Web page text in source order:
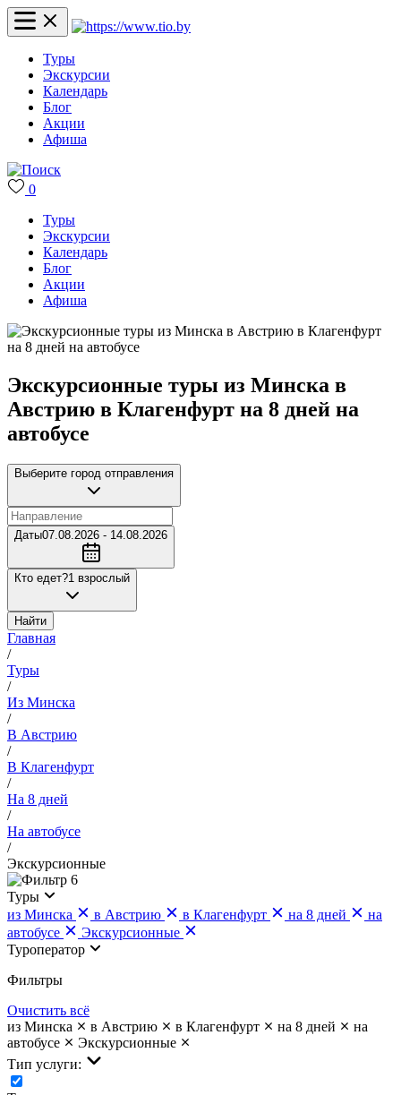
Туры
Экскурсии
Календарь
Блог
Акции
Афиша
0
Туры
Экскурсии
Календарь
Блог
Акции
Афиша
Экскурсионные туры из Минска в
Австрию в Клагенфурт на 8 дней на
автобусе
Выберите город отправления
Даты07.08.2026 - 14.08.2026
Кто едет?1 взрослый
Найти
Главная
/
Туры
/
Из Минска
/
В Австрию
/
В Клагенфурт
/
На 8 дней
/
На автобусе
/
Экскурсионные
6
Туры
из Минска
в Австрию в Клагенфурт на 8 дней
на
автобусе
Экскурсионные
Туроператор
Фильтры
Очистить всё
из Минска
в Австрию в Клагенфурт на 8 дней
на
автобусе
Экскурсионные
Тип услуги: